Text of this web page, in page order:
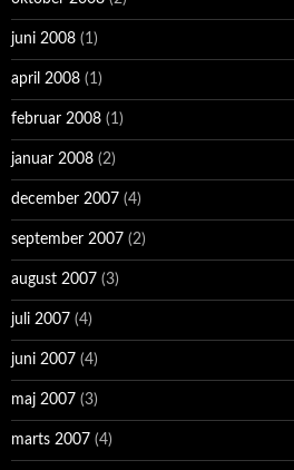
juni 2008 (1)
april 2008 (1)
februar 2008 (1)
januar 2008 (2)
december 2007 (4)
september 2007 (2)
august 2007 (3)
juli 2007 (4)
juni 2007 (4)
maj 2007 (3)
marts 2007 (4)